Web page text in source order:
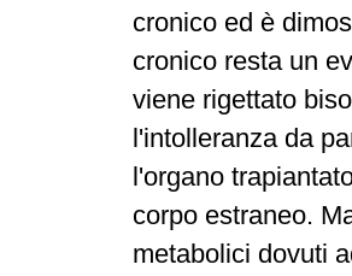
cronico ed è
cronico resta un
viene rigettato
l'intolleranza da
l'organo
corpo estraneo.
metabolici dovuti